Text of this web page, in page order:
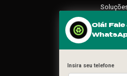
Contato
Mapa do
REDES
Olá!
Insira seu telefone